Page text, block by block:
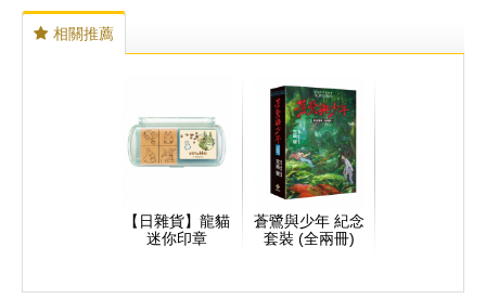
相關推薦
【日雜貨】龍貓
迷你印章
蒼鷺與少年 紀念
套裝 (全兩冊)